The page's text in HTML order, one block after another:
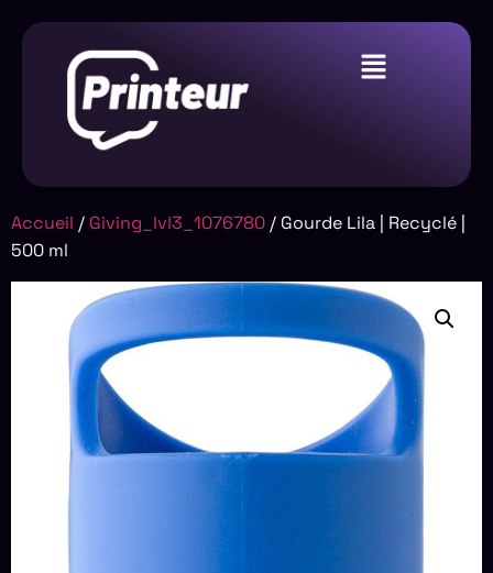
Accueil / Giving_lvl3_1076780 / Gourde Lila | Recyclé |
500 ml